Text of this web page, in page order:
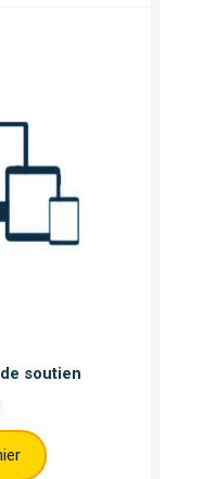
soutien